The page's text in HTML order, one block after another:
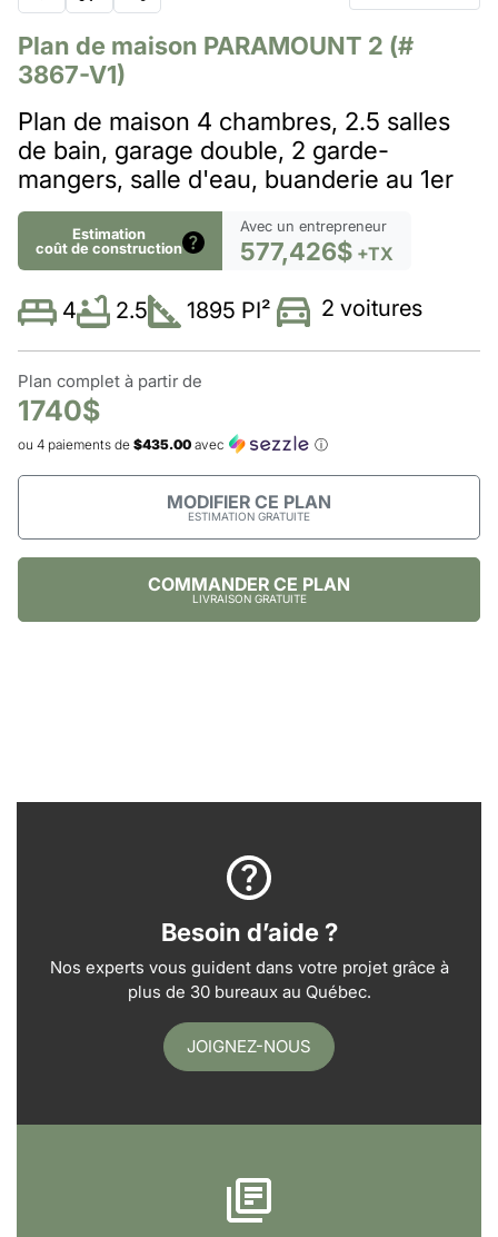
Plan de maison PARAMOUNT 2 (#
3867-V1)
Plan de maison 4 chambres, 2.5 salles
de bain, garage double, 2 garde-
mangers, salle d'eau, buanderie au 1er
Estimation
coût de construction
Avec un entrepreneur
577,426$ +TX
4 2.5 1895 PI² 2 voitures
Plan complet à partir de
1740$
ou 4 paiements de $435.00 avec ⓘ
MODIFIER CE PLAN
ESTIMATION GRATUITE
COMMANDER CE PLAN
LIVRAISON GRATUITE
Besoin d’aide ?
Nos experts vous guident dans votre projet grâce à
plus de 30 bureaux au Québec.
JOIGNEZ-NOUS